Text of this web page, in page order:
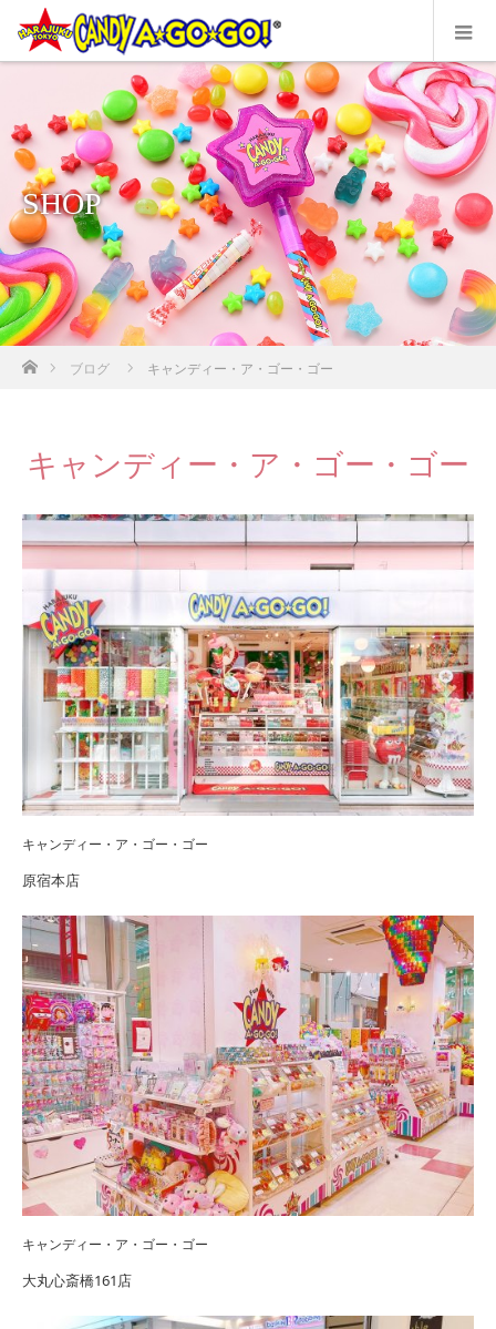
SHOP
ホームブログ キャンディー・ア・ゴー・ゴー
キャンディー・ア・ゴー・ゴー
キャンディー・ア・ゴー・ゴー
原宿本店
キャンディー・ア・ゴー・ゴー
大丸心斎橋161店